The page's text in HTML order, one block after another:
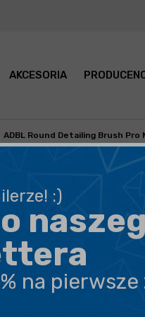
AKCESORIA
ADBL Round Detailing Brush
Detailing Brush Pro,
włosiem o długości 5
:)
na pierwsze